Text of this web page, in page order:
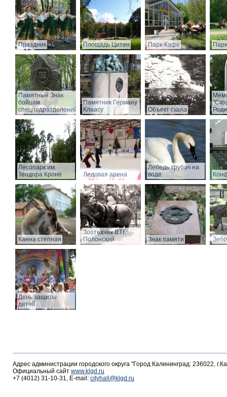
Праздник Площадь Цитен Парк-Кафе
Памятный Знак
бойцам
спецподразделений
Памятник Герману
Клаасу
Объект скала
Лесопарк им.
Теодора Кроне
Ледовая арена
Лебедь трубач на
воде
Канна степная
Зоотехник В.П.
Полонский
Знак памяти
День защиты
детей
Адрес администрации городского округа "Город Калининград: 236022,
Официальный сайт www.klgd.ru
+7 (4012) 31-10-31, E-mail: cityhall@klgd.ru